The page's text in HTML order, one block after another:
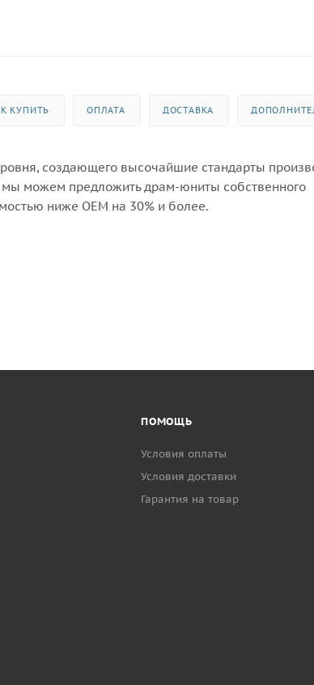
КУПИТЬ ОПЛАТА ДОСТАВКА
создающего высочайшие стандарты
можем предложить драм-юниты собственного
ниже OEM на 30% и более.
ПОМОЩЬ
Условия оплаты
Условия доставки
Гарантия на товар